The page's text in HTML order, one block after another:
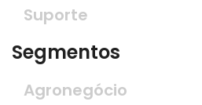
Suporte
Segmentos
Agronegócio